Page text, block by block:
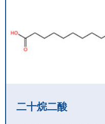
二十烷二酸